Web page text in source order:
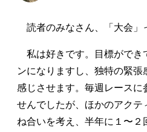
読者のみなさん、「大会」
私は好きです。目標ができ
ンになりますし、独特の緊
感じさせます。毎週レースに
せんでしたが、ほかのアク
ね合いを考え、半年に１〜